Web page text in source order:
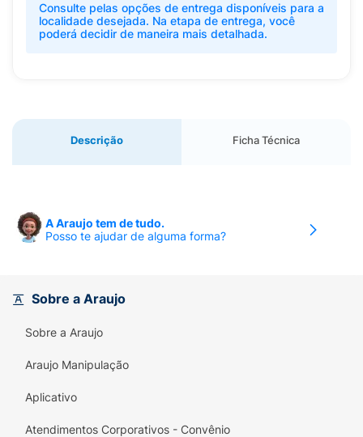
Consulte pelas opções de entrega disponíveis para a
localidade desejada. Na etapa de entrega, você
poderá decidir de maneira mais detalhada.
Descrição Ficha Técnica
A Araujo tem de tudo.
Posso te ajudar de alguma forma?
Sobre a Araujo
Sobre a Araujo
Araujo Manipulação
Aplicativo
Atendimentos Corporativos - Convênio